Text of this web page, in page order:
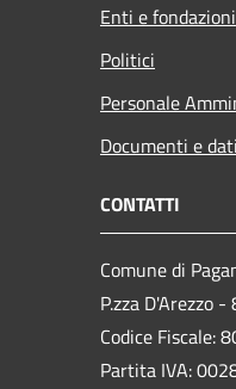
Enti e fondazioni
Politici
Personale
Documenti e dati
CONTATTI
Comune di
P.zza D'Arezzo
Codice Fiscale:
Partita IVA: